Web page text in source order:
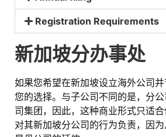
Registration Requirements​
新加坡分办事处
如果您希望在新加坡设立海外公司
您的选择。与子公司不同的是，分
司集团，因此，这种商业形式只适
对其新加坡分公司的行为负责，因